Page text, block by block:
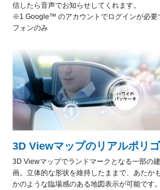
信したら音声でお知らせしてくれます。
※1 Google™ のアカウントでログインが必要
フォンのみ
3D Viewマップのリアルポリ
3D Viewマップでランドマークとなる一部の
画。立体的な形状を維持したままで、あたか
かのような臨場感のある地図表示が可能です